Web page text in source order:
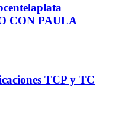
CON PAULA
TCP y TC